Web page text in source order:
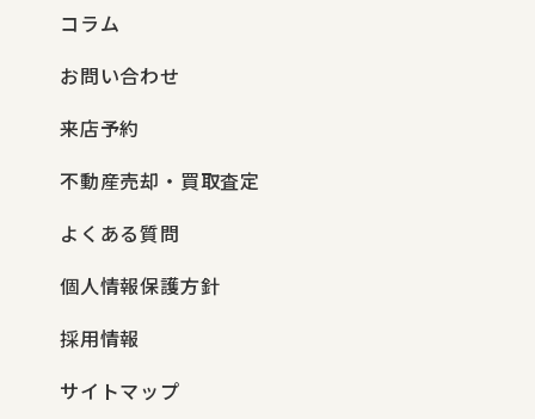
コラム
お問い合わせ
来店予約
不動産売却・買取査定
よくある質問
個人情報保護方針
採用情報
サイトマップ